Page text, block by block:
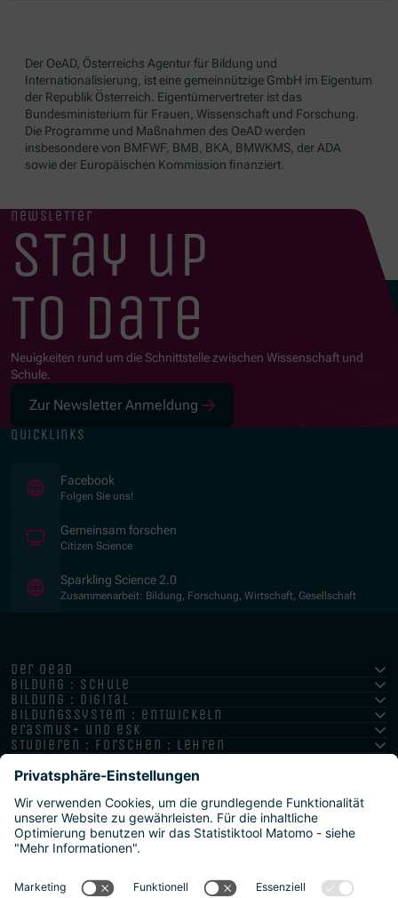
Der OeAD, Österreichs Agentur für Bildung und
Internationalisierung, ist eine gemeinnützige GmbH im Eigentum
der Republik Österreich. Eigentümervertreter ist das
Bundesministerium für Frauen, Wissenschaft und Forschung.
Die Programme und Maßnahmen des OeAD werden
insbesondere von BMFWF, BMB, BKA, BMWKMS, der ADA
sowie der Europäischen Kommission finanziert.
newsletter
stay up
to date
Neuigkeiten rund um die Schnittstelle zwischen Wissenschaft und
Schule.
Zur Newsletter Anmeldung
quicklinks
Facebook
Folgen Sie uns!
Gemeinsam forschen
Citizen Science
Sparkling Science 2.0
Zusammenarbeit: Bildung, Forschung, Wirtschaft, Gesellschaft
der oead
bildung : schule
bildung : digital
bildungssystem : entwickeln
erasmus+ und esk
studieren : forschen : lehren
hochschule : strategie : international